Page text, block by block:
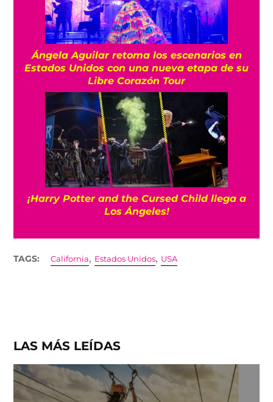
Ángela Aguilar retoma los escenarios en
Estados Unidos con una nueva etapa de su
Libre Corazón Tour
¡Harry Potter and the Cursed Child llega a
Los Ángeles!
TAGS: California, Estados Unidos, USA
LAS MÁS LEÍDAS